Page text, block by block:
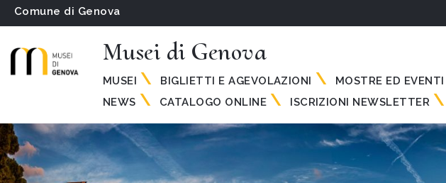
Comune di Genova
Musei di Genova
MUSEI BIGLIETTI E AGEVOLAZIONI MOSTRE ED EVENTI
NEWS
CATALOGO ONLINE ISCRIZIONI NEWSLETTER